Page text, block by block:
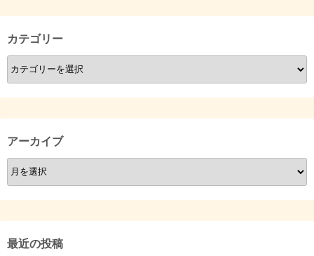
カテゴリー
カ
テ
ゴ
リ
ー
アーカイブ
ア
ー
カ
イ
ブ
最近の投稿